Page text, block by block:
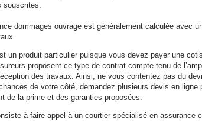
souscrites.
dommages ouvrage est généralement calculée avec
un produit particulier puisque vous devez payer une
proposent ce type de contrat compte tenu de
des travaux. Ainsi, ne vous contentez pas du
de votre côté, demandez plusieurs devis en ligne
de la prime et des garanties proposées.
à faire appel à un courtier spécialisé en assurance